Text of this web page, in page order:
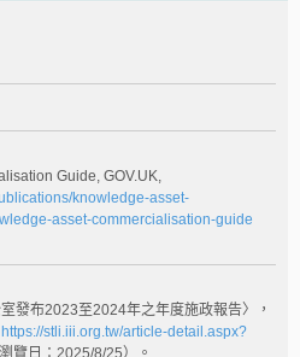
Guide, GOV.UK,
knowledge-asset-
asset-commercialisation-guide
發布2023至2024年之年度施政報告〉，
https://stli.iii.org.tw/article-detail.aspx?
瀏覽日：2025/8/25）。